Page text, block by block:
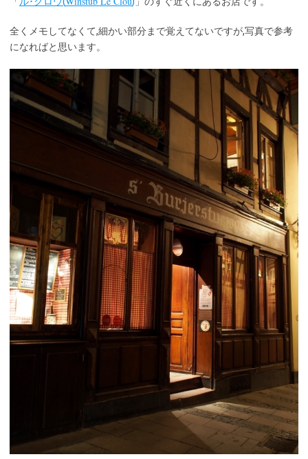
全くメモしてなくて,細かい部分まで覚えてないですが,写真で参考
になればと思います。